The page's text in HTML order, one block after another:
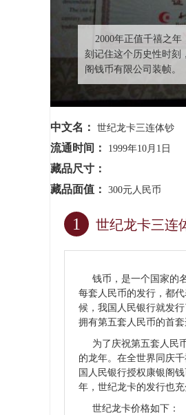
2000年正值千禧之
刻记住这个历史性时
阁钱币有限公司装帧。
中文名： 世纪龙卡三连体钞
流通时间： 1999年10月1日
藏品尺寸：
藏品面值： 300元人民币
1 世纪龙卡三连
钱币 ，是一个国家的
每套 人民币的发行，都
候，我国人民银行就发行
拥有第五套人民币的首
为了庆祝第五套人民
的龙年。在全世界同庆
国人民银行授权康银阁
年，世纪龙卡的发行也
世纪龙卡价格如下：